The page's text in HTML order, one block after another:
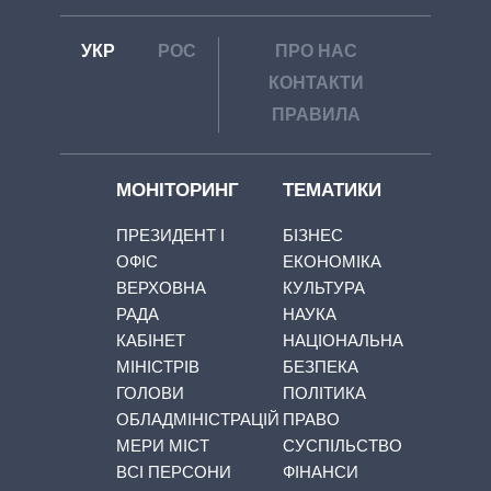
УКР РОС
ПРО НАС
КОНТАКТИ
ПРАВИЛА
МОНІТОРИНГ
ПРЕЗИДЕНТ І
ОФІС
ВЕРХОВНА
РАДА
КАБІНЕТ
МІНІСТРІВ
ГОЛОВИ
ОБЛАДМІНІСТРАЦІЙ
МЕРИ МІСТ
ВСІ ПЕРСОНИ
ТЕМАТИКИ
БІЗНЕС
ЕКОНОМІКА
КУЛЬТУРА
НАУКА
НАЦІОНАЛЬНА
БЕЗПЕКА
ПОЛІТИКА
ПРАВО
СУСПІЛЬСТВО
ФІНАНСИ